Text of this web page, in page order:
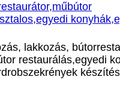
lakkozás,
restaurálás,egyedi